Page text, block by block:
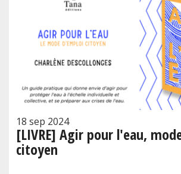
18 sep 2024
[LIVRE] Agir pour l'eau,
citoyen